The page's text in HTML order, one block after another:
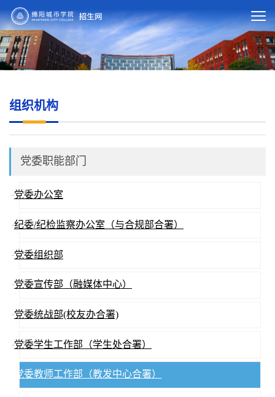
组织机构
党委职能部门
·党委办公室
·纪委/纪检监察办公室（与合规部合署）
·党委组织部
·党委宣传部（融媒体中心）
·党委统战部(校友办合署)
·党委学生工作部（学生处合署）
党委教师工作部（教发中心合署）